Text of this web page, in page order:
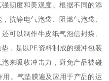
韧度和美观度。根据不同的添
抗静电气泡袋、阻燃气泡袋、
可以制作牛皮纸气泡信封袋、
，是以PE资料制成的缓冲包装
来吸收冲击力，避免产品被碰
。气垫膜遍及应用于产品的运